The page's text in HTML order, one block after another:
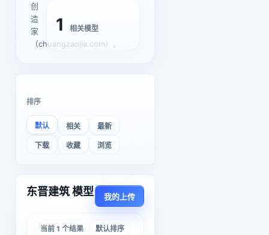
创
造
家
（chuangzaojia.com）。
1 相关模型
排序
默认 相关 最新
下载 收藏 浏览
东晋建筑 模型 我的上传
当前 1 个结果
默认排序